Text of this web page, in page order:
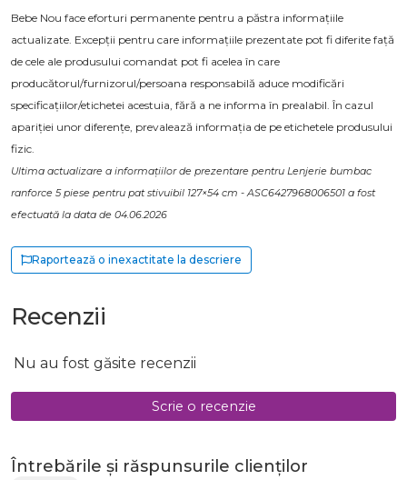
Bebe Nou face eforturi permanente pentru a păstra informațiile
actualizate. Excepții pentru care informațiile prezentate pot fi diferite față
de cele ale produsului comandat pot fi acelea în care
producătorul/furnizorul/persoana responsabilă aduce modificări
specificațiilor/etichetei acestuia, fără a ne informa în prealabil. În cazul
apariției unor diferențe, prevalează informația de pe etichetele produsului
fizic.
Ultima actualizare a informațiilor de prezentare pentru Lenjerie bumbac
ranforce 5 piese pentru pat stivuibil 127×54 cm - ASC6427968006501 a fost
efectuată la data de 04.06.2026
Raportează o inexactitate la descriere
Recenzii
Nu au fost găsite recenzii
Scrie o recenzie
Întrebările și răspunsurile clienților